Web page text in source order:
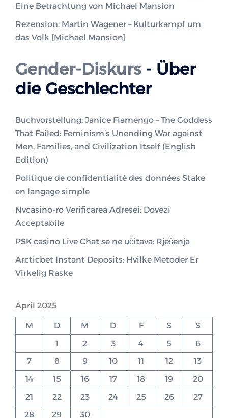
Eine Betrachtung von Michael Mansion
Rezension: Martin Wagener – Kulturkampf um
das Volk [Michael Mansion]
Gender-Diskurs- Über
die Geschlechter
Buchvorstellung: Janice Fiamengo – The Goddess
That Failed: Feminism’s Unending War against
Men, Families, and Civilization Itself (English
Edition)
Politique de confidentialité des données Stake
en langage simple
Nvcasino-ro Verificarea Adresei: Dovezi
Acceptabile
PSK casino Live Chat se ne učitava: Rješenja
Arcticbet Instant Deposits: Hvilke Metoder Er
Virkelig Raske
April 2025
M D M D F S
S
1
2 3 4 5
6
7
8 9 10 11 12
13
14
15 16 17 18 19
20
21
22 23 24 25 26
27
28
29 30